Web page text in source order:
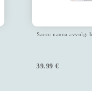
Sacco nanna avvolgi
39.99 €